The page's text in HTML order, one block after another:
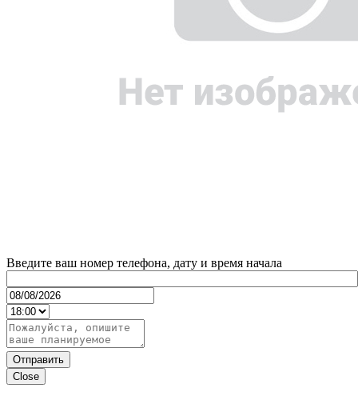
Введите ваш номер телефона, дату и время начала
Отправить
Close